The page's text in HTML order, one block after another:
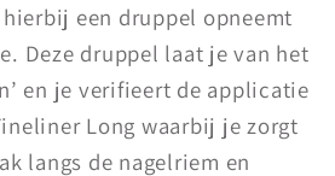
een druppel opneemt
Deze druppel laat je van het
en je verifieert de applicatie
Long waarbij je zorgt
langs de nagelriem en